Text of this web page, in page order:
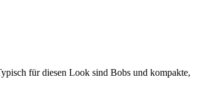
für diesen Look sind Bobs und kompakte,